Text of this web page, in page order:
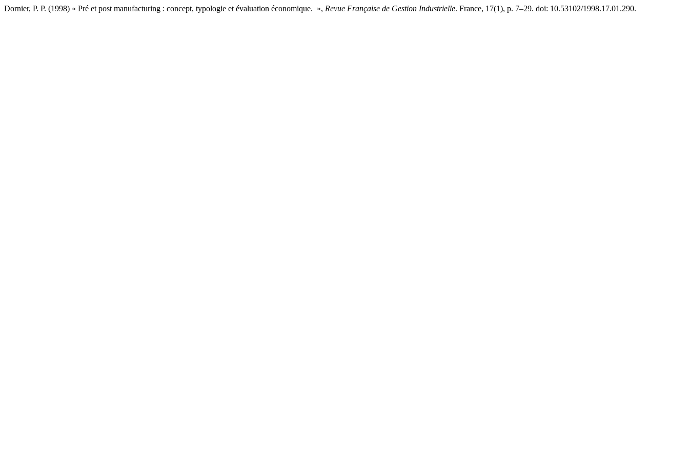
Dornier, P. P. (1998) « Pré et post manufacturing : concept, typologie et évaluation économique. », Revue Française de Gestion Industrielle. France, 17(1), p. 7–29. doi: 10.53102/1998.17.01.290.